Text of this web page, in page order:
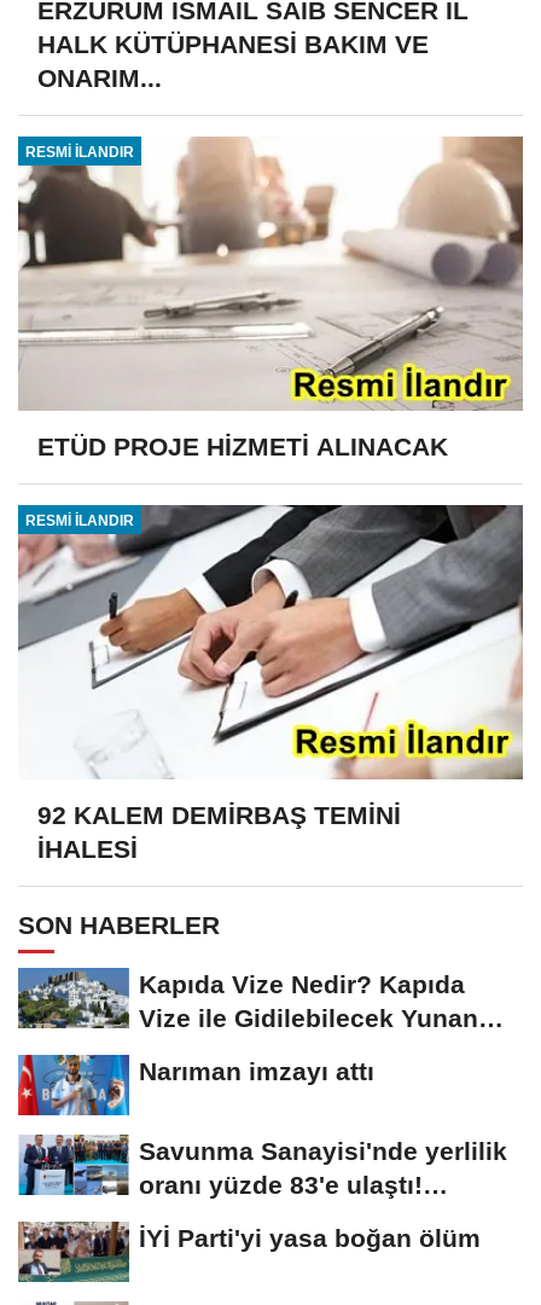
ERZURUM İSMAİL SAİB SENCER İL
HALK KÜTÜPHANESİ BAKIM VE
ONARIM...
RESMİ İLANDIR
ETÜD PROJE HİZMETİ ALINACAK
RESMİ İLANDIR
92 KALEM DEMİRBAŞ TEMİNİ
İHALESİ
SON HABERLER
Kapıda Vize Nedir? Kapıda
Vize ile Gidilebilecek Yunan
Narıman imzayı attı
Savunma Sanayisi'nde yerlilik
oranı yüzde 83'e ulaştı!
Erzurum da...
İYİ Parti'yi yasa boğan ölüm